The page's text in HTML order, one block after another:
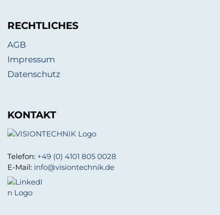
RECHTLICHES
AGB
Impressum
Datenschutz
KONTAKT
Telefon: +49 (0) 4101 805 0028
E-Mail: info@visiontechnik.de